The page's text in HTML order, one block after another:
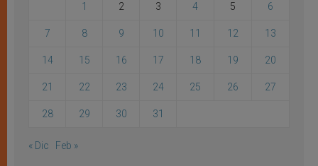
1 2 3 4 5 6
7 8 9 10 11 12 13
14 15 16 17 18 19 20
21 22 23 24 25 26 27
28 29 30 31
« Dic Feb »